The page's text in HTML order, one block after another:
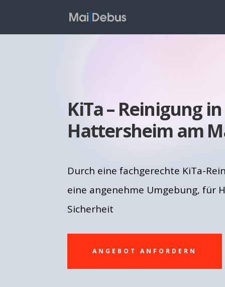
KiTa – Reinigung in
Hattersheim am
Durch eine fachgerechte KiTa-
eine angenehme Umgebung, für
Sicherheit
ANGEBOT ANFORDERN